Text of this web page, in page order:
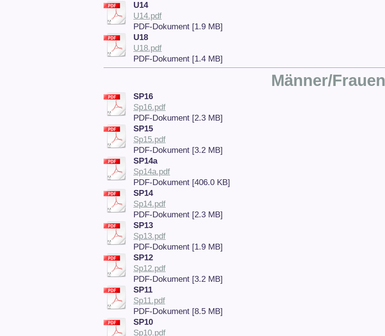
U14
U14.pdf
PDF-Dokument [1.9 MB]
U18
U18.pdf
PDF-Dokument [1.4 MB]
Männer/Frauen
SP16
Sp16.pdf
PDF-Dokument [2.3 MB]
SP15
Sp15.pdf
PDF-Dokument [3.2 MB]
SP14a
Sp14a.pdf
PDF-Dokument [406.0 KB]
SP14
Sp14.pdf
PDF-Dokument [2.3 MB]
SP13
Sp13.pdf
PDF-Dokument [1.9 MB]
SP12
Sp12.pdf
PDF-Dokument [3.2 MB]
SP11
Sp11.pdf
PDF-Dokument [8.5 MB]
SP10
Sp10.pdf